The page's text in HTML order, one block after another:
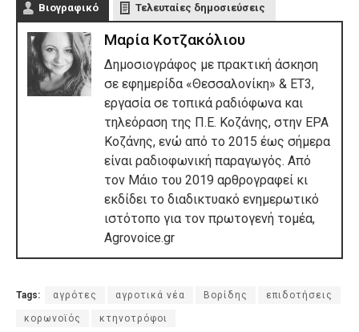
Βιογραφικό Τελευταίες δημοσιεύσεις
Μαρία Κοτζακόλιου
Δημοσιογράφος με πρακτική άσκηση
σε εφημερίδα «Θεσσαλονίκη» & ΕΤ3,
εργασία σε τοπικά ραδιόφωνα και
τηλεόραση της Π.Ε. Κοζάνης, στην ΕΡΑ
Κοζάνης, ενώ από το 2015 έως σήμερα
είναι ραδιοφωνική παραγωγός. Από
τον Μάιο του 2019 αρθρογραφεί κι
εκδίδει το διαδικτυακό ενημερωτικό
ιστότοπο για τον πρωτογενή τομέα,
Agrovoice.gr
Tags: αγρότες αγροτικά νέα Βορίδης επιδοτήσεις
κορωνοϊός κτηνοτρόφοι